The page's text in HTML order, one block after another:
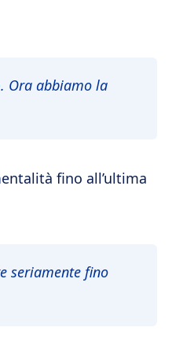
. Ora abbiamo la
fino all’ultima
seriamente fino